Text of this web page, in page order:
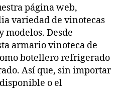
página web,
variedad de vinotecas
modelos. Desde
armario vinoteca de
botellero refrigerado
Así que, sin importar
o el